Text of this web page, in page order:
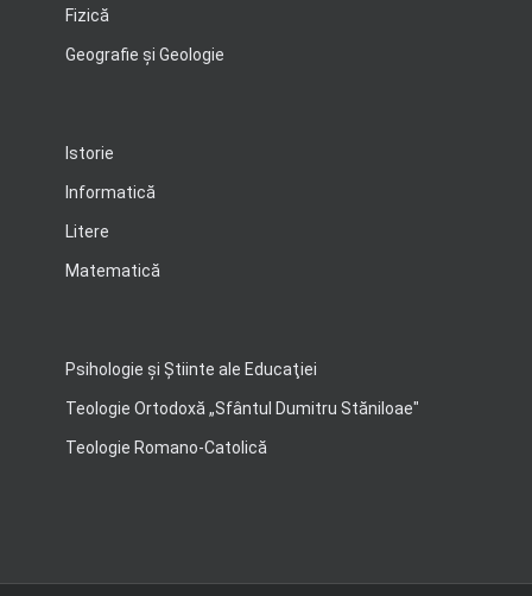
Fizică
Geografie şi Geologie
Istorie
Informatică
Litere
Matematică
Psihologie şi Ştiinte ale Educaţiei
Teologie Ortodoxă „Sfântul Dumitru Stăniloae"
Teologie Romano-Catolică